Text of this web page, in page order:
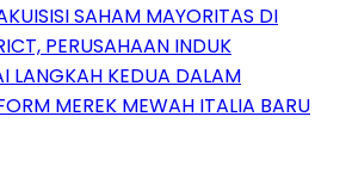
SAHAM MAYORITAS DI
PERUSAHAAN INDUK
LANGKAH KEDUA DALAM
MEREK MEWAH ITALIA BARU